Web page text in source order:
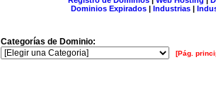
Dominios Expirados | Industrias |
Categorías de Dominio:
[Pág.